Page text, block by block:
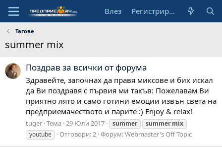
Влез Регистрирай се
Тагове
summer mix
Поздрав за всички от форума
Здравейте, започнах да правя миксове и бих искал
да Ви поздравя с първия ми такъв: Пожелавам Ви
приятно лято и само готини емоции извън света на
предприемачеството и парите :) Enjoy & relax!
tuger Тема 29 Юли 2017 summer summer mix
youtube
Отговори: 2 Форум:Webmaster's Off Topic